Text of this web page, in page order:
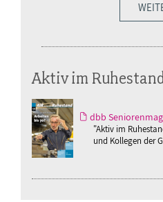
Aktiv im
dbb
"Aktiv im
und Kollegen der